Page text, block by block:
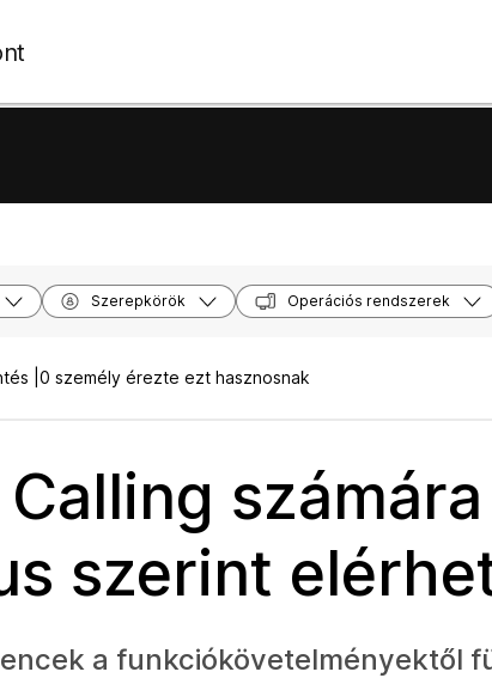
Szerepkörök Operációs rendszerek
| 0 személy érezte ezt hasznosnak
szerint
a funkciókövetelményektől